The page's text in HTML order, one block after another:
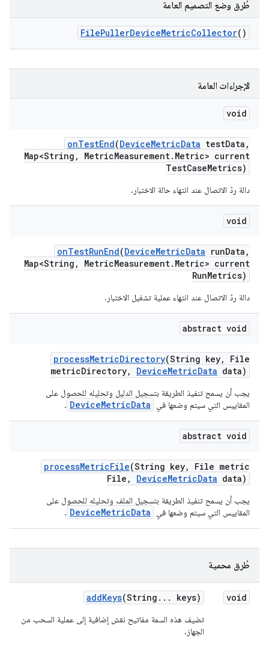
طُرق وضع التصميم العامة
FilePullerDeviceMetricCollector()
الإجراءات العامة
void
onTestEnd(DeviceMetricData testData ,
Map<String , MetricMeasurement. Metric> current
TestCaseMetrics)
دالة ردّ الاتصال عند انتهاء حالة الاختبار.
void
onTestRunEnd(DeviceMetricData runData ,
Map<String , MetricMeasurement. Metric> current
RunMetrics)
دالة ردّ الاتصال عند انتهاء عملية تشغيل الاختبار.
abstract void
processMetricDirectory(String key,
File
metricDirectory, DeviceMetricData data)
يجب أن يسمح تنفيذ الطريقة بتسجيل الدليل وتحليله للحصول على
المقاييس التي سيتم وضعها في
DeviceMetricData
.
abstract void
processMetricFile(String key,
File metric
File , DeviceMetricData data)
يجب أن يسمح تنفيذ الطريقة بتسجيل الملف وتحليله للحصول على
المقاييس التي سيتم وضعها في
DeviceMetricData
.
طُرق محمية
void
addKeys(String . . . keys)
تضيف هذه السمة مفاتيح نقش إضافية إلى عملية السحب من
الجهاز.